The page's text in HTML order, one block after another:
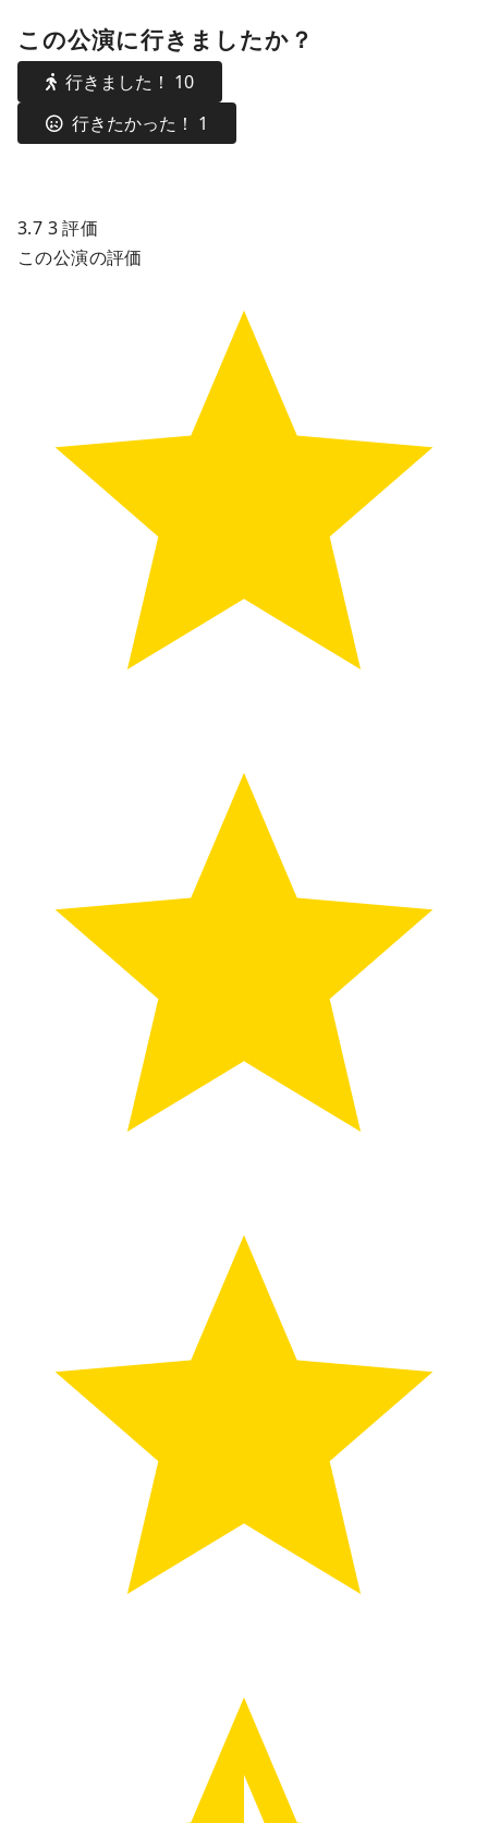
この公演に行きましたか？
行きました！ 10
行きたかった！ 1
3.7 3 評価
この公演の評価